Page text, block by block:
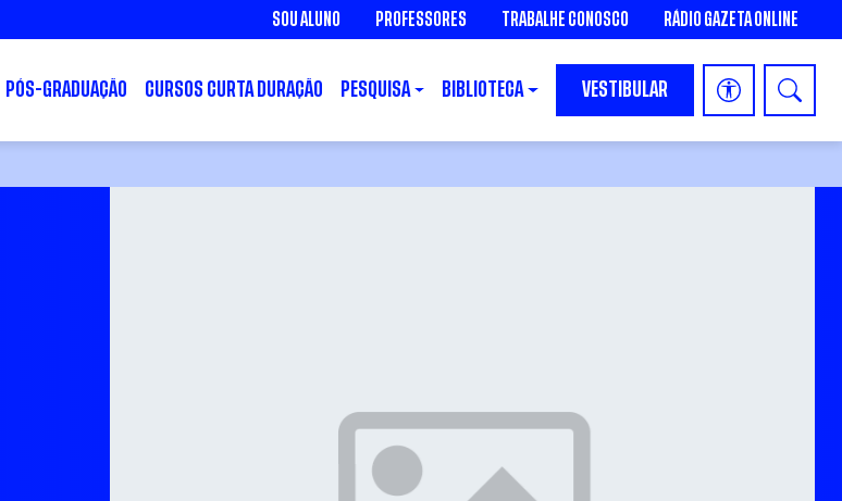
SOU ALUNO PROFESSORES TRABALHE CONOSCO RÁDIO GAZETA ONLINE
PÓS-GRADUAÇÃO CURSOS CURTA DURAÇÃO PESQUISA BIBLIOTECA VESTIBULAR